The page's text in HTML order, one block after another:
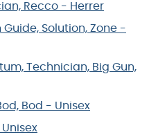
Recco - Herrer
Solution, Zone -
Technician, Big Gun,
Bod - Unisex